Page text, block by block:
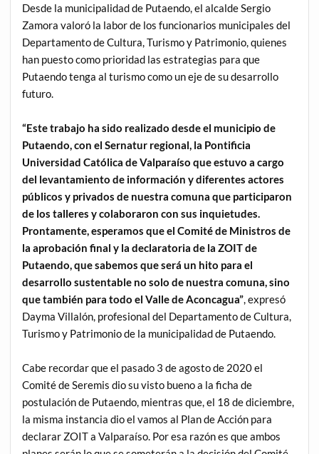
Desde la municipalidad de Putaendo, el alcalde Sergio
Zamora valoró la labor de los funcionarios municipales del
Departamento de Cultura, Turismo y Patrimonio, quienes
han puesto como prioridad las estrategias para que
Putaendo tenga al turismo como un eje de su desarrollo
futuro.
“Este trabajo ha sido realizado desde el municipio de
Putaendo, con el Sernatur regional, la Pontificia
Universidad Católica de Valparaíso que estuvo a cargo
del levantamiento de información y diferentes actores
públicos y privados de nuestra comuna que participaron
de los talleres y colaboraron con sus inquietudes.
Prontamente, esperamos que el Comité de Ministros de
la aprobación final y la declaratoria de la ZOIT de
Putaendo, que sabemos que será un hito para el
desarrollo sustentable no solo de nuestra comuna, sino
que también para todo el Valle de Aconcagua”, expresó
Dayma Villalón, profesional del Departamento de Cultura,
Turismo y Patrimonio de la municipalidad de Putaendo.
Cabe recordar que el pasado 3 de agosto de 2020 el
Comité de Seremis dio su visto bueno a la ficha de
postulación de Putaendo, mientras que, el 18 de diciembre,
la misma instancia dio el vamos al Plan de Acción para
declarar ZOIT a Valparaíso. Por esa razón es que ambos